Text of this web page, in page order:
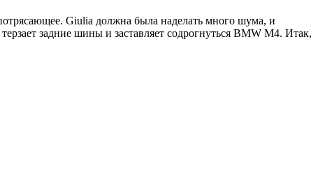
Giulia должна была наделать много шума, и
задние шины и заставляет содрогнуться BMW M4. Итак,